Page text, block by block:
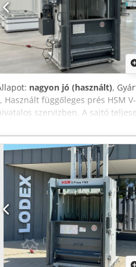
lapok száma
szélessége (mm): 428
mm Tömeg (kg): 425
nagyon jó (használt),
, Használt függőleges prés HSM
szervizben. A sajtó
594 kN Feszültség /
Bála hossza x szélesség x
1780 x 1568 x 2985
A fuvarköltség súlytól,
adatok számítanak:
egyeztetést igényelnek,
Elérhetőségeink az
Világszerte
nagyobb
fel velünk a kapcsolatot.
tartás H-P: 8.00-16.00